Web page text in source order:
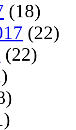
(18)
(22)
(22)